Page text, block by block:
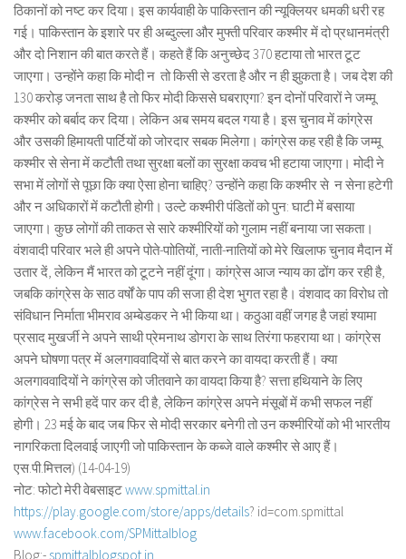
ठिकानों को नष्ट कर दिया। इस कार्यवाही के पाकिस्तान की न्यूक्लियर धमकी धरी रह
गई। पाकिस्तान के इशारे पर ही अब्दुल्ला और मुफ्ती परिवार कश्मीर में दो प्रधानमंत्री
और दो निशान की बात करते हैं। कहते हैं कि अनुच्छेद 370 हटाया तो भारत टूट
जाएगा। उन्होंने कहा कि मोदी न तो किसी से डरता है और न ही झुकता है। जब देश की
130 करोड़ जनता साथ है तो फिर मोदी किससे घबराएगा? इन दोनों परिवारों ने जम्मू
कश्मीर को बर्बाद कर दिया। लेकिन अब समय बदल गया है। इस चुनाव में कांग्रेस
और उसकी हिमायती पार्टियों को जोरदार सबक मिलेगा। कांग्रेस कह रही है कि जम्मू
कश्मीर से सेना में कटौती तथा सुरक्षा बलों का सुरक्षा कवच भी हटाया जाएगा। मोदी ने
सभा में लोगों से पूछा कि क्या ऐसा होना चाहिए? उन्होंने कहा कि कश्मीर से न सेना हटेगी
और न अधिकारों में कटौती होगी। उल्टे कश्मीरी पंडितों को पुन: घाटी में बसाया
जाएगा। कुछ लोगों की ताकत से सारे कश्मीरियों को गुलाम नहीं बनाया जा सकता।
वंशवादी परिवार भले ही अपने पोते-पाोतियों, नाती-नातियों को मेरे खिलाफ चुनाव मैदान में
उतार दें, लेकिन मैं भारत को टूटने नहीं दूंगा। कांग्रेस आज न्याय का ढोंग कर रही है,
जबकि कांग्रेस के साठ वर्षों के पाप की सजा ही देश भुगत रहा है। वंशवाद का विरोध तो
संविधान निर्माता भीमराव अम्बेडकर ने भी किया था। कठुआ वहीं जगह है जहां श्यामा
प्रसाद मुखर्जी ने अपने साथी प्रेमनाथ डोगरा के साथ तिरंगा फहराया था। कांग्रेस
अपने घोषणा पत्र में अलगाववादियों से बात करने का वायदा करती हैं। क्या
अलगाववादियों ने कांग्रेस को जीतवाने का वायदा किया है? सत्ता हथियाने के लिए
कांग्रेस ने सभी हदें पार कर दी है, लेकिन कांग्रेस अपने मंसूबों में कभी सफल नहीं
होगी। 23 मई के बाद जब फिर से मोदी सरकार बनेगी तो उन कश्मीरियों को भी भारतीय
नागरिकता दिलवाई जाएगी जो पाकिस्तान के कब्जे वाले कश्मीर से आए हैं।
एस.पी.मित्तल) (14-04-19)
नोट: फोटो मेरी वेबसाइटwww.spmittal.in
https://play.google.com/store/apps/details? id=com.spmittal
www.facebook.com/SPMittalblog
Blog:- spmittalblogspot.in